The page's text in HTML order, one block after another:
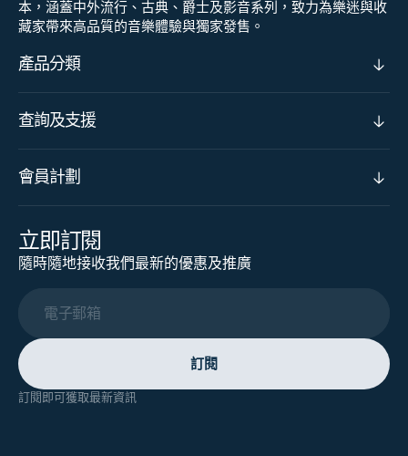
本，涵蓋中外流行、古典、爵士及影音系列，致力為樂迷與收
藏家帶來高品質的音樂體驗與獨家發售。
產品分類
查詢及支援
會員計劃
立即訂閱
隨時隨地接收我們最新的優惠及推廣
電子郵箱
訂閱
訂閱即可獲取最新資訊